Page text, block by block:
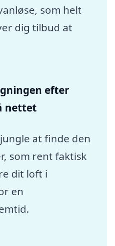
som helt
dig tilbud at
efter
nettet
at finde den
som rent faktisk
dit loft i
en